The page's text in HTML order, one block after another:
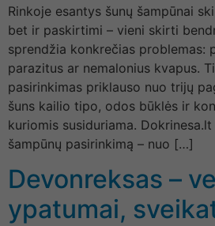
Rinkoje esantys šunų šampūnai
bet ir paskirtimi – vieni skirti
sprendžia konkrečias problemas:
parazitus ar nemalonius kvapus.
pasirinkimas priklauso nuo trijų
šuns kailio tipo, odos būklės ir
kuriomis susiduriama.
šampūnų pasirinkimą – nuo […]
Devonreksas –
ypatumai,